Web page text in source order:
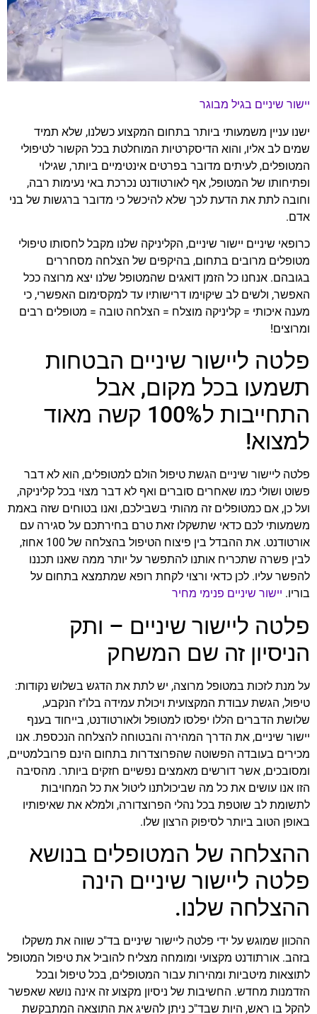
יישור שיניים בגיל מבוגר
ישנו עניין משמעותי ביותר בתחום המקצוע כשלנו, שלא תמיד
שמים לב אליו, והוא הדיסקרטיות המוחלטת בכל הקשור לטיפולי
המטופלים, לעיתים מדובר בפרטים אינטימיים ביותר, שגילוי
ופתיחותו של המטופל, אף לאורטודנט נכרכת באי נעימות רבה,
וחובה לתת את הדעת לכך שלא להיכשל כי מדובר ברגשות של בני
אדם.
כרופאי שיניים יישור שיניים, הקליניקה שלנו מקבל לחסותו טיפולי
מטופלים מרובים בתחום, בהיקפים של הצלחה מסחררים
בגובהם. אנחנו כל הזמן דואגים שהמטופל שלנו יצא מרוצה ככל
האפשר, ולשים לב שיקוימו דרישותיו עד למקסימום האפשרי, כי
מענה איכותי = קליניקה מוצלח = הצלחה טובה = מטופלים רבים
ומרוצים!
פלטה ליישור שיניים הבטחות
תשמעו בכל מקום, אבל
התחייבות ל100% קשה מאוד
למצוא!
פלטה ליישור שיניים הגשת טיפול הולם למטופלים, הוא לא דבר
פשוט ושולי כמו שאחרים סוברים ואף לא דבר מצוי בכל קליניקה,
ועל כן, אם כמטופלים זה מהותי בשבילכם, ואנו בטוחים שזה באמת
משמעותי לכם כדאי שתשקלו זאת טרם בחירתכם על סגירה עם
אורטודנט. את ההבדל בין פיצוח הטיפול בהצלחה של 100 אחוז,
לבין פשרה שתכריח אותנו להתפשר על יותר ממה שאנו תכננו
להפשר עליו. לכן כדאי ורצוי לקחת רופא שמתמצא בתחום על
בוריו. יישור שיניים פנימי מחיר
פלטה ליישור שיניים – ותק
הניסיון זה שם המשחק
על מנת לזכות במטופל מרוצה, יש לתת את הדגש בשלוש נקודות:
טיפול, הגשת עבודת המקצועית ויכולת עמידה בלו"ז הנקבע,
שלושת הדברים הללו יפלסו למטופל ולאורטודנט, בייחוד בענף
יישור שיניים, את הדרך המהירה והבטוחה להצלחה הנכספת. אנו
מכירים בעובדה הפשוטה שהפרוצדרות בתחום הינם פרובלמטיים,
ומסובכים, אשר דורשים מאמצים נפשיים חזקים ביותר. מהסיבה
הזו אנו עושים את כל מה שביכולתנו ליטול את כל המחויבות
לתשומת לב שוטפת בכל נהלי הפרוצדורה, ולמלא את שאיפותיו
באופן הטוב ביותר לסיפוק הרצון שלו.
ההצלחה של המטופלים בנושא
פלטה ליישור שיניים הינה
ההצלחה שלנו.
ההכוון שמוגש על ידי פלטה ליישור שיניים בד"כ שווה את משקלו
בזהב. אורתודנט מקצועי ומומחה מצליח להוביל את טיפול המטופל
לתוצאות מיטביות ומהירות עבור המטופלים, בכל טיפול ובכל
הזדמנות מחדש. החשיבות של ניסיון מקצוע זה אינה נושא שאפשר
להקל בו ראש, היות שבד"כ ניתן להשיג את התוצאה המתבקשת